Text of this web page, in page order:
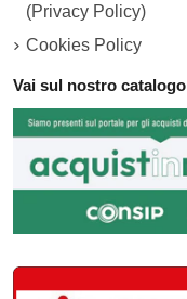
(Privacy Policy)
Cookies Policy
Vai sul nostro catalogo